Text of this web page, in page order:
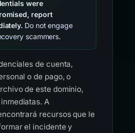
were
report
Do not engage
scammers.
de cuenta,
o de pago, o
de este dominio,
A
recursos que le